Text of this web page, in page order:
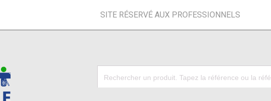
SITE RÉSERVÉ AUX PROFESSIONNELS